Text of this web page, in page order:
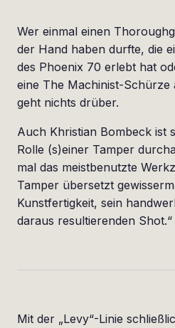
Wer einmal einen
der Hand haben durfte, die
des Phoenix 70 erlebt hat
eine The Machinist-Schürze
geht nichts drüber.
Auch Khristian Bombeck ist
Rolle (s)einer Tamper
mal das meistbenutzte
Tamper übersetzt
Kunstfertigkeit, sein
daraus resultierenden Shot.“
Mit der „Levy“-Linie